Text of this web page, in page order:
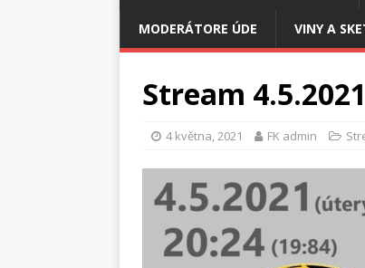
MODERÁTORE ÚDE VINY A
Stream
4 května, 2021 FK admin